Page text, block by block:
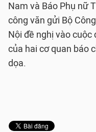
Nam và Báo Phụ nữ
công văn gửi Bộ
Nội đề nghị vào
của hai cơ quan báo
dọa.